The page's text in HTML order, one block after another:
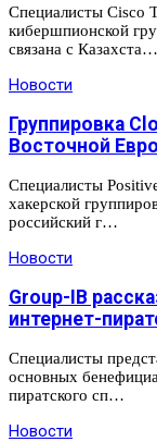
Специалисты Cisco
кибершпионской
связана с Казахста…
Новости
Группировка
Восточной
Специалисты
хакерской
российский г…
Новости
Group-IB
интернет-
Специалисты
основных
пиратского сп…
Новости